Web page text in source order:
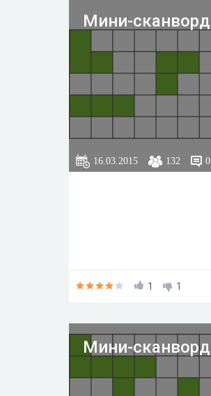
Мини-сканворд
16.03.2015 132 0
1 1
Мини-сканворд